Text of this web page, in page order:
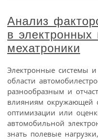
Анализ
в электронных
мехатроники
Электронные системы
области
разнообразным и
влияниям окружающей
оптимизации или
автомобильной
знать полевые